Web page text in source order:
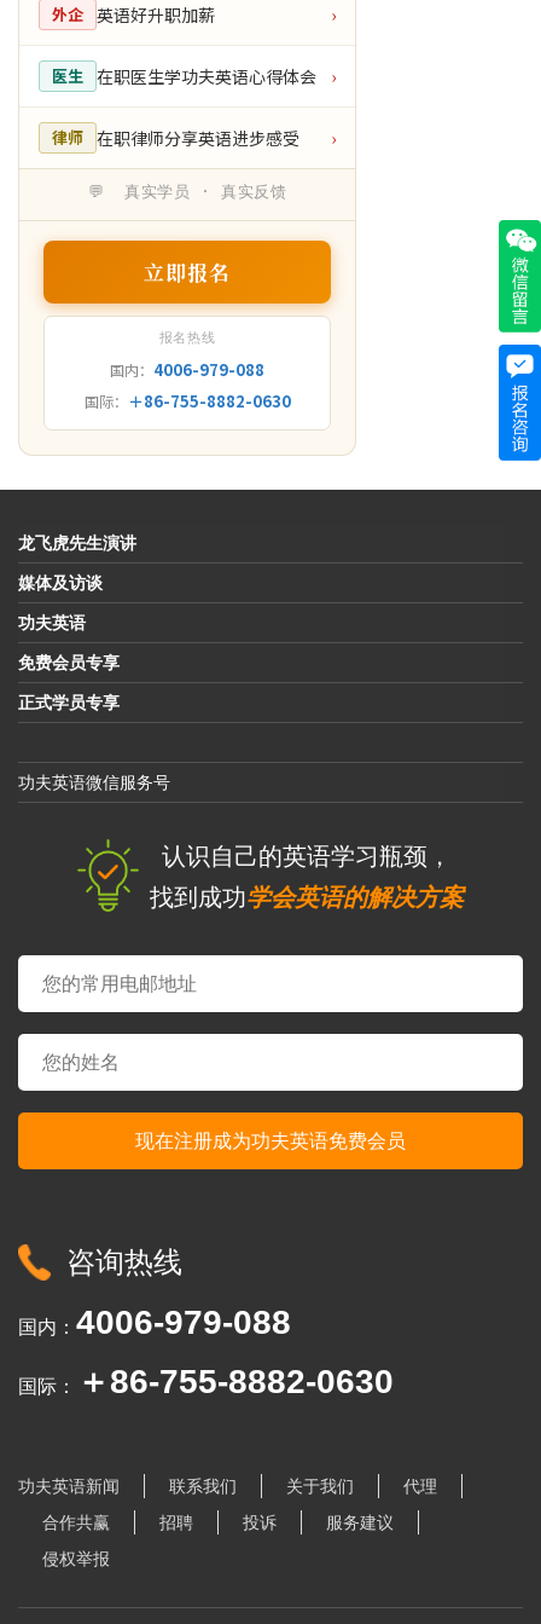
外企 英语好升职加薪 ›
医生 在职医生学功夫英语心得体会 ›
律师 在职律师分享英语进步感受 ›
💬 真实学员 · 真实反馈
立即报名
报名热线
国内： 4006-979-088
国际： ＋86-755-8882-0630
龙飞虎先生演讲
媒体及访谈
功夫英语
免费会员专享
正式学员专享
功夫英语微信服务号
认识自己的英语学习瓶颈，
找到成功学会英语的解决方案
咨询热线
国内： 4006-979-088
国际： ＋86-755-8882-0630
功夫英语新闻 联系我们 关于我们
代理
合作共赢
招聘 投诉
服务建议
侵权举报